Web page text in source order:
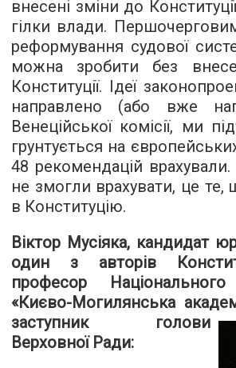
внесені зміни до
гілки влади.
реформування судової
можна зробити без
Конституції. Ідеї
направлено (або вже
Венеційської комісії, ми
грунтується на
48 рекомендацій
не змогли врахувати, це те,
в Конституцію.
Віктор Мусіяка, кандидат
один з авторів
професор Національного
«Києво-Могилянська
заступник голови
Верховної Ради: